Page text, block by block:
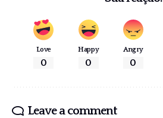
Love
0
Happy
0
Angry
0
Leave a comment